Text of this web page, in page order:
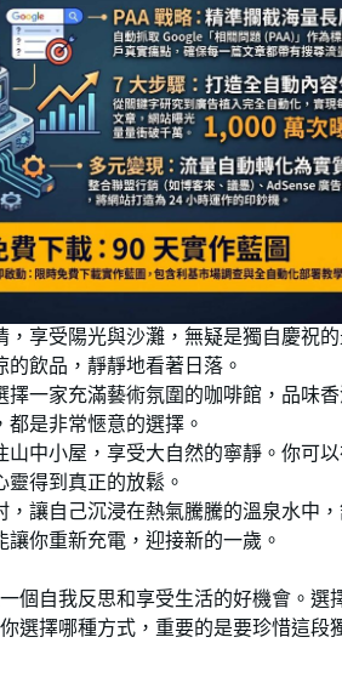
，享受陽光與沙灘，無疑是獨自慶祝
飲品，靜靜地看著日落。
擇一家充滿藝術氛圍的咖啡館，品味
是非常愜意的選擇。
山中小屋，享受大自然的寧靜。你可
得到真正的放鬆。
，讓自己沉浸在熱氣騰騰的溫泉水中
你重新充電，迎接新的一歲。
個自我反思和享受生活的好機會。選
選擇哪種方式，重要的是要珍惜這段